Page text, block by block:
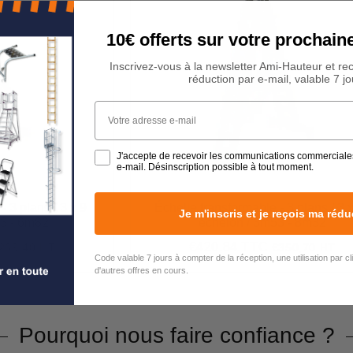
3 plans / 3 x 9
HT
Échelle transformable - 3 plans / 3 x
échelon / 3m53 - 8m32
régulier
Pourquoi nous faire confiance ?
10€ offerts sur votre
Inscrivez-vous à la newsletter Ami-Hauteur et
réduction par e-mail, valable 7
Votre adresse e-mail
J'accepte de recevoir les communications
e-mail. Désinscription possible à tout moment.
Je m'inscris et je reçois ma
Code valable 7 jours à compter de la réception, une utilisation par
d'autres offres en cours.